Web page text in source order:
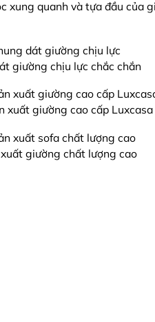
xung quanh và tựa đầu của
giường chịu lực chắc chắn
xuất giường cao cấp Luxcasa
giường chất lượng cao